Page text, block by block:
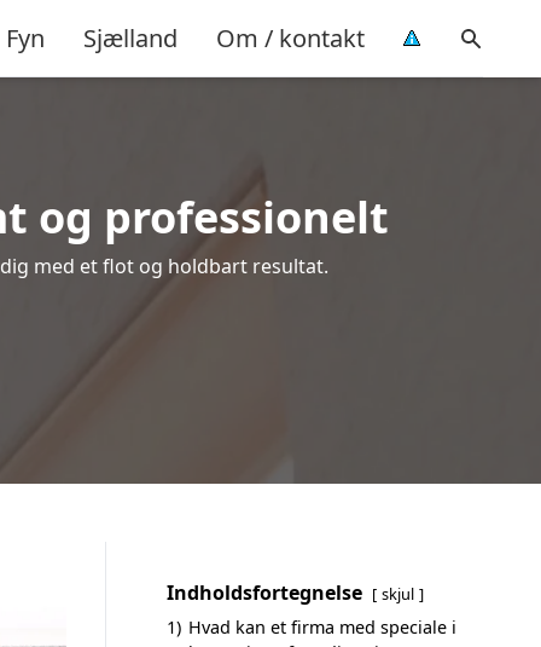
Fyn Sjælland Om / kontakt
og professionelt
med et flot og holdbart resultat.
Indholdsfortegnelse skjul
1) Hvad kan et firma med speciale i